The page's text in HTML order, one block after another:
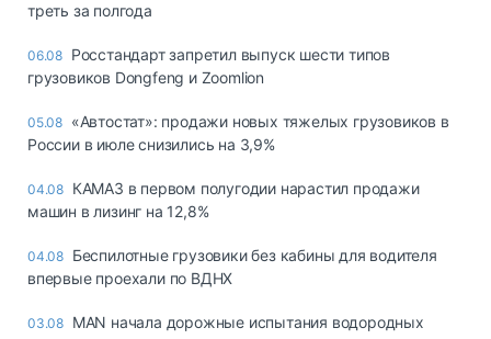
треть за полгода
06.08 Росстандарт запретил выпуск шести типов
грузовиков Dongfeng и Zoomlion
05.08 «Автостат»: продажи новых тяжелых грузовиков в
России в июле снизились на 3,9%
04.08 КАМАЗ в первом полугодии нарастил продажи
машин в лизинг на 12,8%
04.08 Беспилотные грузовики без кабины для водителя
впервые проехали по ВДНХ
03.08 MAN начала дорожные испытания водородных